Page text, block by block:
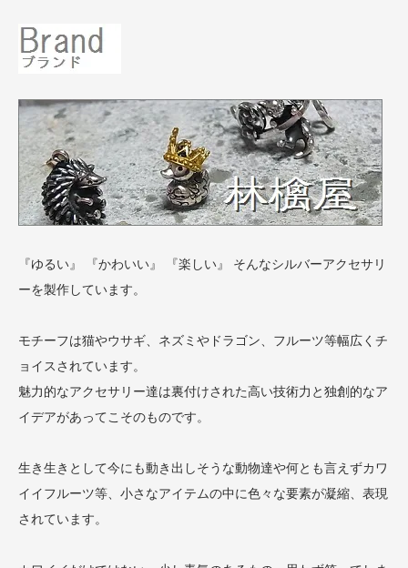
『ゆるい』 『かわいい』 『楽しい』 そんなシルバーアクセサリ
ーを製作しています。
モチーフは猫やウサギ、ネズミやドラゴン、フルーツ等幅広くチ
ョイスされています。
魅力的なアクセサリー達は裏付けされた高い技術力と独創的なア
イデアがあってこそのものです。
生き生きとして今にも動き出しそうな動物達や何とも言えずカワ
イイフルーツ等、小さなアイテムの中に色々な要素が凝縮、表現
されています。